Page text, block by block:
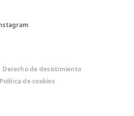
Derecho de desistimiento
Política de cookies